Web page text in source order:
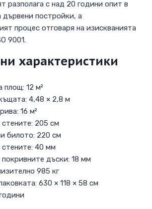
разполага с над 20 години опит в
дървени постройки, а
процес отговаря на изискванията
9001.
характеристики
площ: 12 м²
4,48 × 2,8 м
16 м²
205 см
билото: 220 см
40 мм
дъски: 18 мм
985 кг
630 × 118 × 58 см